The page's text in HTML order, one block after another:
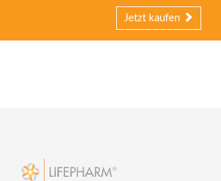
Jetzt kaufen